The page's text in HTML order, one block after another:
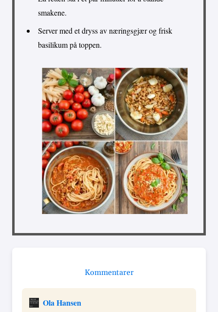
smakene.
Server med et dryss av næringsgjær og frisk
basilikum på toppen.
Kommentarer
Ola Hansen